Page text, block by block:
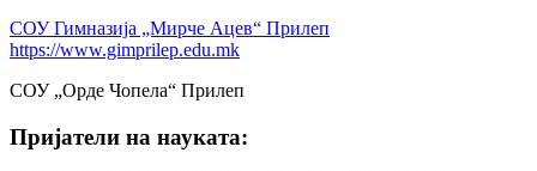
СОУ Гимназија „Мирче Ацев“ Прилеп
https://www.gimprilep.edu.mk
СОУ „Орде Чопела“ Прилеп
Пријатели на науката: